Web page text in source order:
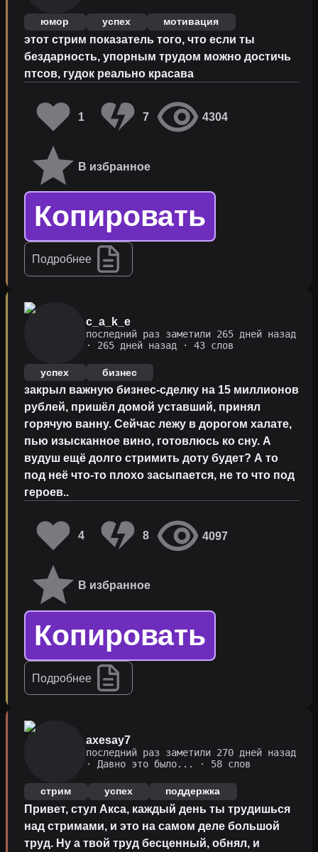
юмор успех мотивация
этот стрим показатель того, что если ты
бездарность, упорным трудом можно достичь
птсов, гудок реально красава
1 7 4304
В избранное
Копировать
Подробнее
c_a_k_e
последний раз заметили 265 дней назад
·
265 дней назад · 43 слов
успех бизнес
закрыл важную бизнес-сделку на 15 миллионов
рублей, пришёл домой уставший, принял
горячую ванну. Сейчас лежу в дорогом халате,
пью изысканное вино, готовлюсь ко сну. А
вудуш ещё долго стримить доту будет? А то
под неё что-то плохо засыпается, не то что под
героев..
4 8 4097
В избранное
Копировать
Подробнее
axesay7
последний раз заметили 270 дней назад
·
Давно это было... · 58 слов
стрим успех поддержка
Привет, стул Акса, каждый день ты трудишься
над стримами, и это на самом деле большой
труд. Ну а твой труд бесценный, обнял, и